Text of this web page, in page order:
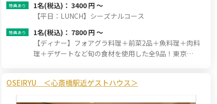
1名(税込)： 3400 円 ～
【平日：LUNCH】シーズナルコース
1名(税込)： 7800 円 ～
【ディナー】フォアグラ料理＋前菜2品＋魚料理＋肉料
理＋デザートなど旬の食材を使用した全9品！東京
OSEIRYU ＜心斎橋駅近ゲストハウス＞